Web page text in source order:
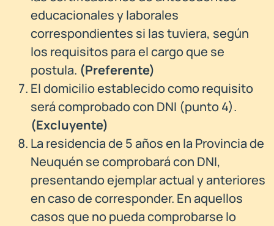
educacionales y laborales
correspondientes si las tuviera, según
los requisitos para el cargo que se
postula. (Preferente)
El domicilio establecido como requisito
será comprobado con DNI (punto 4).
(Excluyente)
La residencia de 5 años en la Provincia de
Neuquén se comprobará con DNI,
presentando ejemplar actual y anteriores
en caso de corresponder. En aquellos
casos que no pueda comprobarse lo